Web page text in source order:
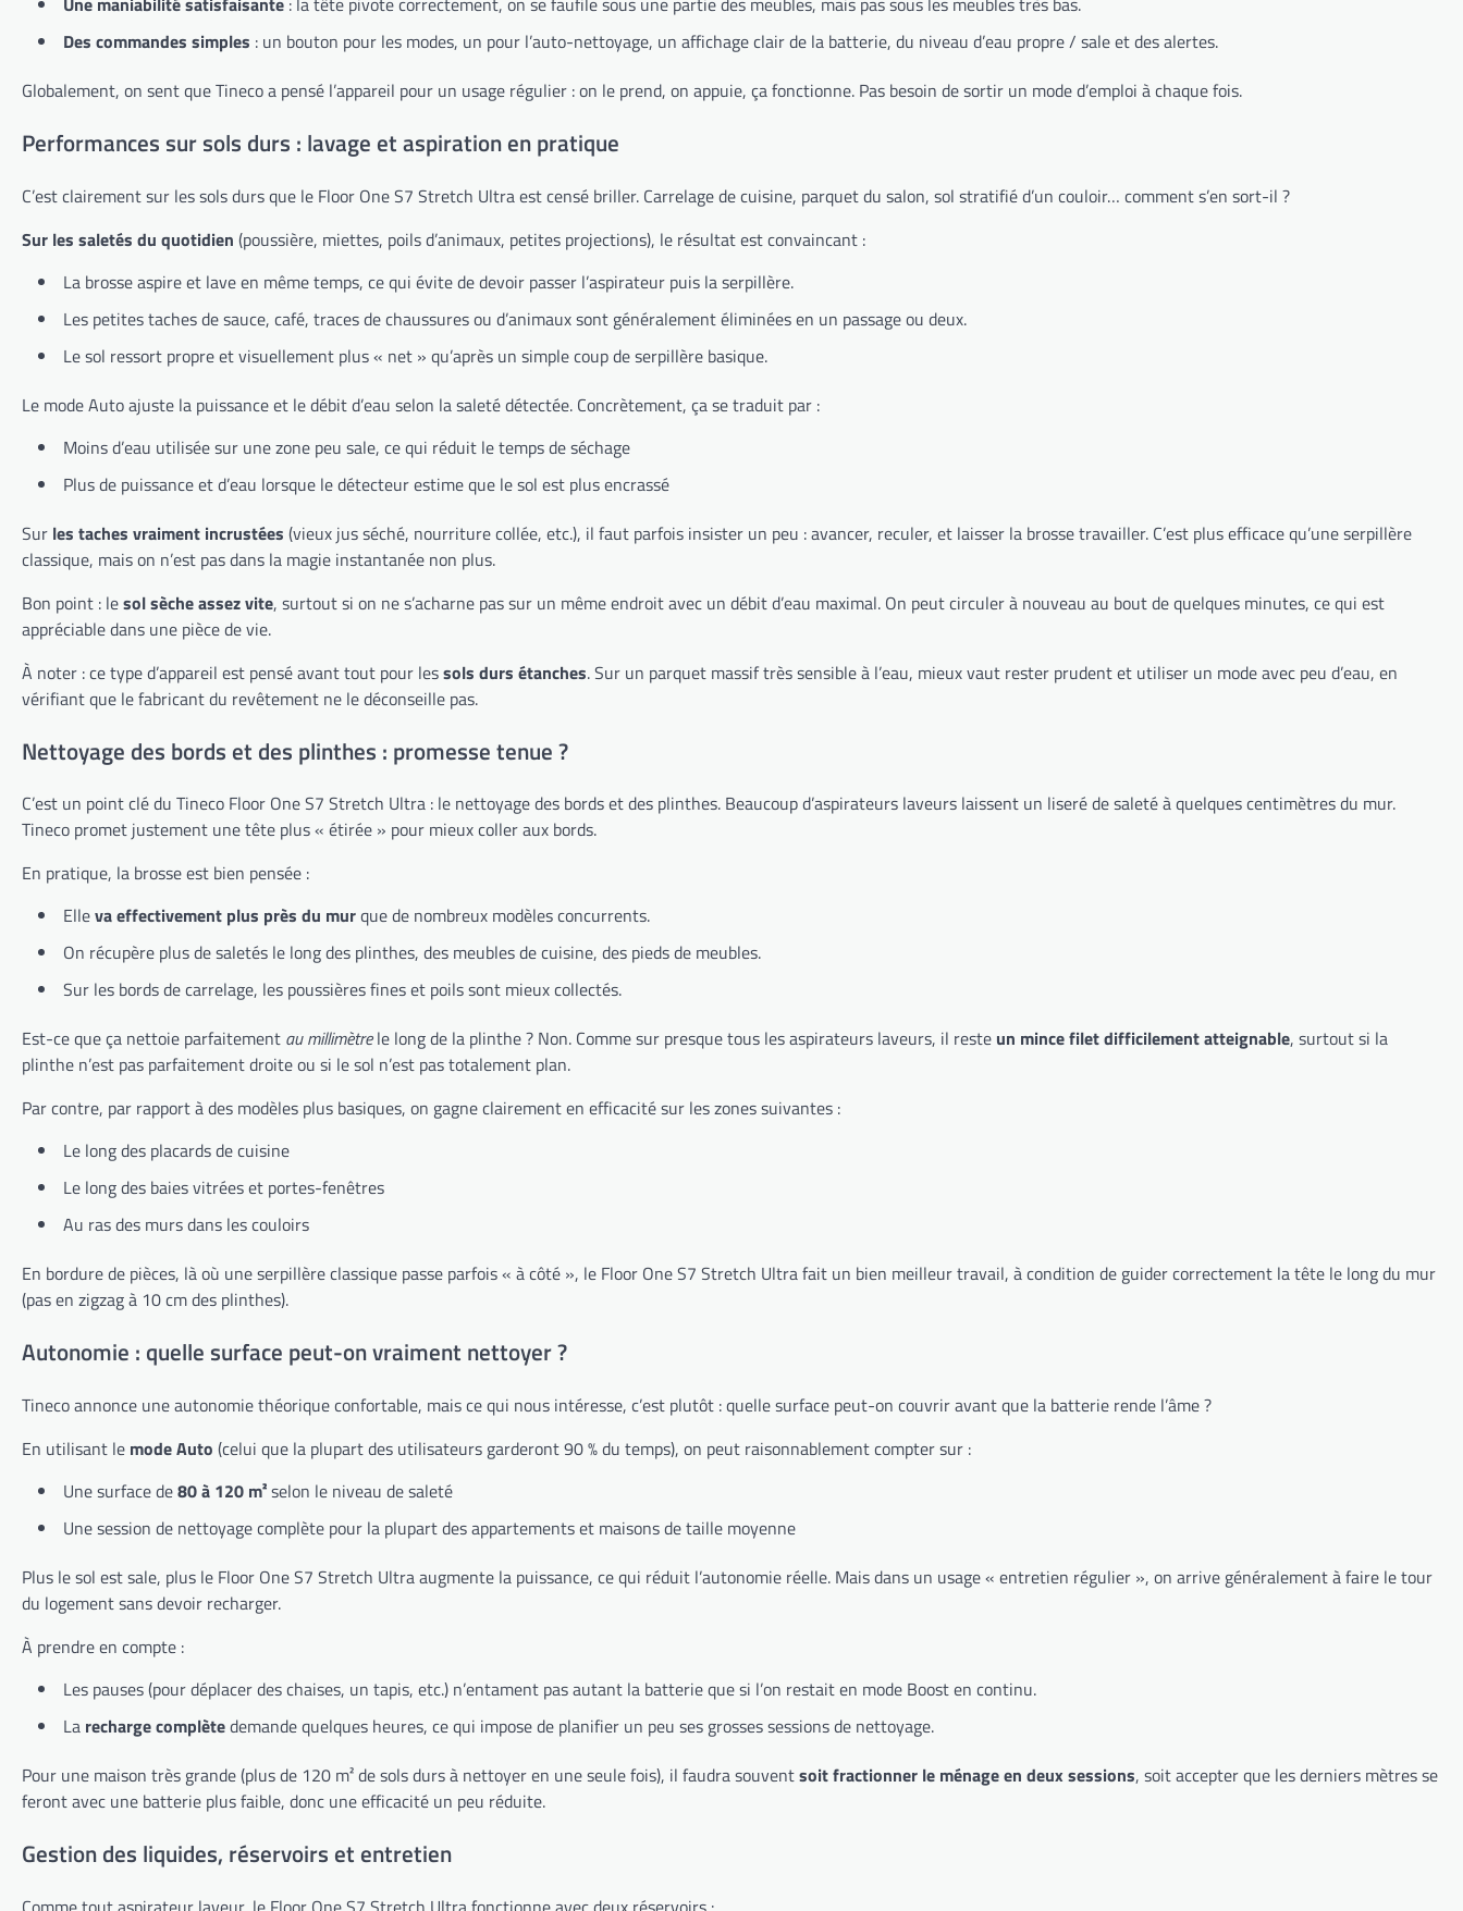
Des commandes simples : un bouton pour les modes, un pour l’auto-nettoyage, un affichage clair de la batterie, du niveau d’eau propre / sale et des alertes.
Globalement, on sent que Tineco a pensé l’appareil pour un usage régulier : on le prend, on appuie, ça fonctionne. Pas besoin de sortir un mode d’emploi à chaque fois.
Performances sur sols durs : lavage et aspiration en pratique
C’est clairement sur les sols durs que le Floor One S7 Stretch Ultra est censé briller. Carrelage de cuisine, parquet du salon, sol stratifié d’un couloir… comment s’en sort-il ?
Sur les saletés du quotidien (poussière, miettes, poils d’animaux, petites projections), le résultat est convaincant :
La brosse aspire et lave en même temps, ce qui évite de devoir passer l’aspirateur puis la serpillère.
Les petites taches de sauce, café, traces de chaussures ou d’animaux sont généralement éliminées en un passage ou deux.
Le sol ressort propre et visuellement plus « net » qu’après un simple coup de serpillère basique.
Le mode Auto ajuste la puissance et le débit d’eau selon la saleté détectée. Concrètement, ça se traduit par :
Moins d’eau utilisée sur une zone peu sale, ce qui réduit le temps de séchage
Plus de puissance et d’eau lorsque le détecteur estime que le sol est plus encrassé
Sur les taches vraiment incrustées (vieux jus séché, nourriture collée, etc.), il faut parfois insister un peu : avancer, reculer, et laisser la brosse travailler. C’est plus efficace qu’une serpillère
classique, mais on n’est pas dans la magie instantanée non plus.
Bon point : lesol sèche assez vite, surtout si on ne s’acharne pas sur un même endroit avec un débit d’eau maximal. On peut circuler à nouveau au bout de quelques minutes, ce qui est
appréciable dans une pièce de vie.
À noter : ce type d’appareil est pensé avant tout pour lessols durs étanches. Sur un parquet massif très sensible à l’eau, mieux vaut rester prudent et utiliser un mode avec peu d’eau, en
vérifiant que le fabricant du revêtement ne le déconseille pas.
Nettoyage des bords et des plinthes : promesse tenue ?
C’est un point clé du Tineco Floor One S7 Stretch Ultra : le nettoyage des bords et des plinthes. Beaucoup d’aspirateurs laveurs laissent un liseré de saleté à quelques centimètres du mur.
Tineco promet justement une tête plus « étirée » pour mieux coller aux bords.
En pratique, la brosse est bien pensée :
Elleva effectivement plus près du murque de nombreux modèles concurrents.
On récupère plus de saletés le long des plinthes, des meubles de cuisine, des pieds de meubles.
Sur les bords de carrelage, les poussières fines et poils sont mieux collectés.
Est-ce que ça nettoie parfaitement au millimètrele long de la plinthe ? Non. Comme sur presque tous les aspirateurs laveurs, il reste un mince filet difficilement atteignable, surtout si la
plinthe n’est pas parfaitement droite ou si le sol n’est pas totalement plan.
Par contre, par rapport à des modèles plus basiques, on gagne clairement en efficacité sur les zones suivantes :
Le long des placards de cuisine
Le long des baies vitrées et portes-fenêtres
Au ras des murs dans les couloirs
En bordure de pièces, là où une serpillère classique passe parfois « à côté », le Floor One S7 Stretch Ultra fait un bien meilleur travail, à condition de guider correctement la tête le long du mur
(pas en zigzag à 10 cm des plinthes).
Autonomie : quelle surface peut-on vraiment nettoyer ?
Tineco annonce une autonomie théorique confortable, mais ce qui nous intéresse, c’est plutôt : quelle surface peut-on couvrir avant que la batterie rende l’âme ?
En utilisant le mode Auto (celui que la plupart des utilisateurs garderont 90 % du temps), on peut raisonnablement compter sur :
Une surface de80 à 120 m²selon le niveau de saleté
Une session de nettoyage complète pour la plupart des appartements et maisons de taille moyenne
Plus le sol est sale, plus le Floor One S7 Stretch Ultra augmente la puissance, ce qui réduit l’autonomie réelle. Mais dans un usage « entretien régulier », on arrive généralement à faire le tour
du logement sans devoir recharger.
À prendre en compte :
Les pauses (pour déplacer des chaises, un tapis, etc.) n’entament pas autant la batterie que si l’on restait en mode Boost en continu.
La recharge complètedemande quelques heures, ce qui impose de planifier un peu ses grosses sessions de nettoyage.
Pour une maison très grande (plus de 120 m² de sols durs à nettoyer en une seule fois), il faudra souventsoit fractionner le ménage en deux sessions, soit accepter que les derniers mètres se
feront avec une batterie plus faible, donc une efficacité un peu réduite.
Gestion des liquides, réservoirs et entretien